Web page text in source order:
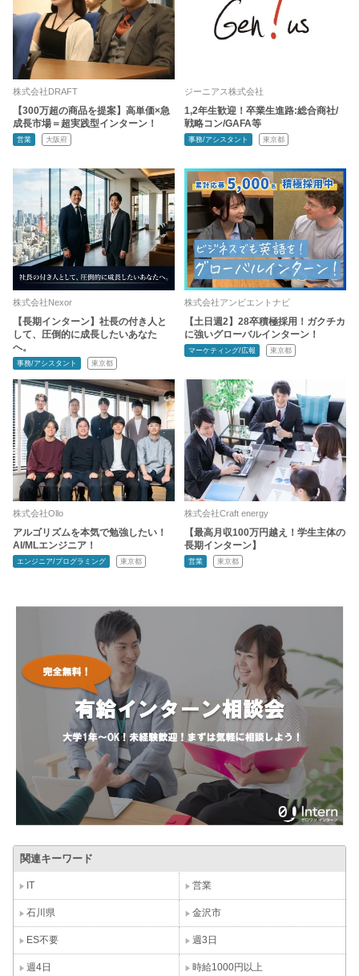
株式会社DRAFT
【300万超の商品を提案】高単価×急
成長市場＝超実践型インターン！
営業 大阪府
ジーニアス株式会社
1,2年生歓迎！卒業生進路:総合商社/
戦略コン/GAFA等
事務/アシスタント 東京都
株式会社Nexor
【長期インターン】社長の付き人と
して、圧倒的に成長したいあなた
へ。
事務/アシスタント 東京都
株式会社アンビエントナビ
【土日週2】28卒積極採用！ガクチカ
に強いグローバルインターン！
マーケティング/広報 東京都
株式会社Ollo
アルゴリズムを本気で勉強したい！
AI/MLエンジニア！
エンジニア/プログラミング 東京都
株式会社Craft energy
【最高月収100万円越え！学生主体の
長期インターン】
営業 東京都
関連キーワード
IT 営業
石川県 金沢市
ES不要 週3日
週4日 時給1000円以上